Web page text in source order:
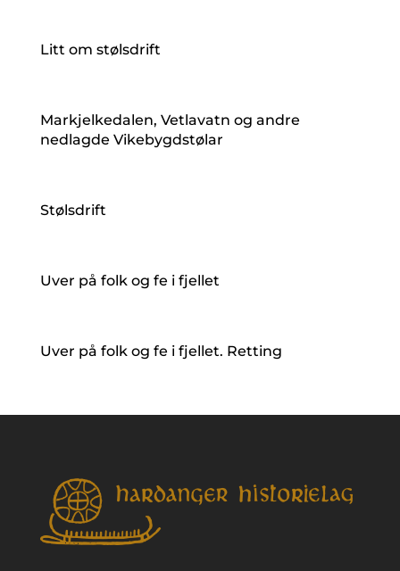
Litt om stølsdrift
Markjelkedalen, Vetlavatn og andre
nedlagde Vikebygdstølar
Stølsdrift
Uver på folk og fe i fjellet
Uver på folk og fe i fjellet. Retting